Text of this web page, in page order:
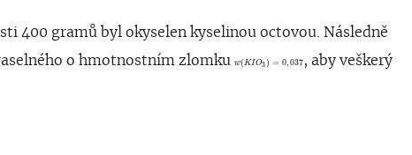
400 gramů byl okyselen kyselinou octovou. Následně
o hmotnostním zlomku w(KIO3 ) = 0,037
w(K IO3)=0,037
, aby veškerý